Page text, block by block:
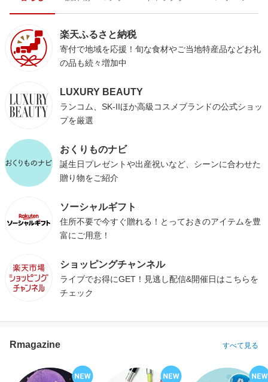
楽天ふるさと納税
寄付で地域を応援！旬な食材やご当地特産品などお礼
の品も続々増加中
LUXURY BEAUTY
ランコム、SK-IIほか高級コスメブランドの公式ショッ
プを厳選
おくりものナビ
誕生日プレゼントや出産祝いなど、シーンに合わせた
贈り物をご紹介
ソーシャルギフト
住所不要で今すぐ贈れる！とっておきのアイテムを豊
富にご用意！
ショッピングチャンネル
ライブでお得にGET！見逃し配信&開催日はこちらを
チェック
Rmagazine すべて見る